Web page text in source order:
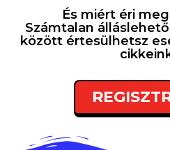
És miért éri
Számtalan
között értesülhetsz